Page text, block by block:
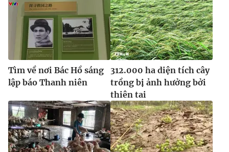
Tìm về nơi Bác Hồ sáng
lập báo Thanh niên
312.000 ha diện tích cây
trồng bị ảnh hưởng bởi
thiên tai